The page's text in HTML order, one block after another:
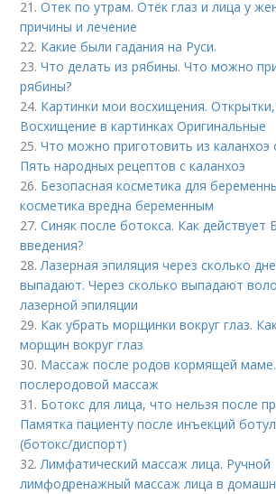
21.Отек по утрам. Отёк глаз и лица у
причины и лечение
22. Какие были гадания на Руси.
23.Что делать из рябины. Что можно
рябины?
24. Картинки мои восхищения.
Восхищение в картинках Оригинальные
25.Что можно приготовить из каланхоэ
Пять народных рецептов с каланхоэ
26. Безопасная косметика для
косметика вредна беременным
27.Синяк после ботокса. Как действует
введения?
28.Лазерная эпиляция через сколько
выпадают. Через сколько выпадают
лазерной эпиляции
29. Как убрать морщинки вокруг глаз.
морщин вокруг глаз
30. Массаж после родов кормящей
послеродовой массаж
31. Ботокс для лица, что нельзя после
Памятка пациенту после инъекций
(ботокс/диспорт)
32.Лимфатический массаж лица. Ручной
лимфодренажный массаж лица в